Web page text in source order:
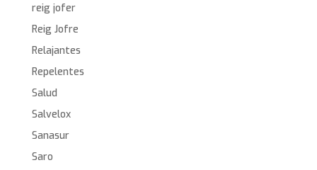
reig jofer
Reig Jofre
Relajantes
Repelentes
Salud
Salvelox
Sanasur
Saro